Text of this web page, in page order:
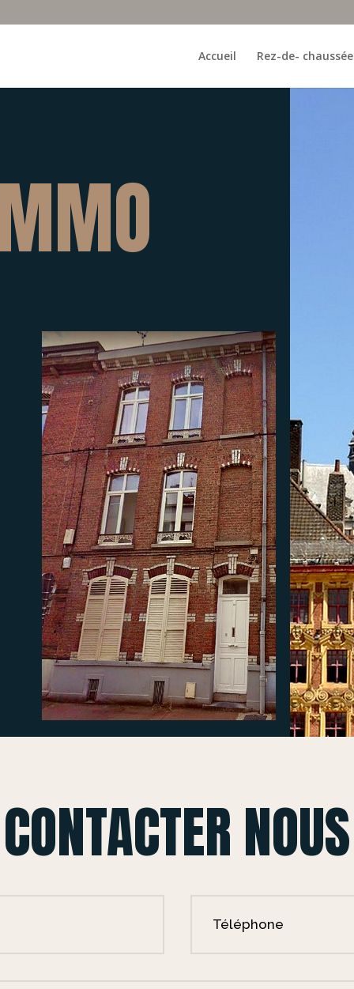
Accueil Rez-de- chaussée
CONTACTER NOUS